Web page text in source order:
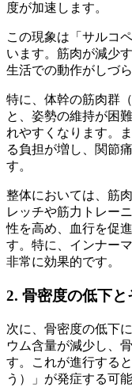
度が加速します。
この現象は「サルコ
います。筋肉が減少
生活での動作がしづ
特に、体幹の筋肉群
と、姿勢の維持が困
れやすくなります。
る負担が増し、関節
す。
整体においては、筋
レッチや筋力トレー
性を高め、血行を促
す。特に、インナー
非常に効果的です。
2. 骨密度の低下と
次に、骨密度の低下
ウム含量が減少し、
す。これが進行する
う）」が発症する可